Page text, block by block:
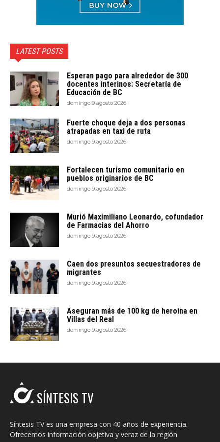
LATEST POSTS
Esperan pago para alrededor de 300
docentes interinos: Secretaría de
Educación de BC
domingo 9 agosto 2026
Fuerte choque deja a dos personas
atrapadas en taxi de ruta
domingo 9 agosto 2026
Fortalecen turismo comunitario en
pueblos originarios de BC
domingo 9 agosto 2026
Murió Maximiliano Leonardo, cofundador
de Farmacias del Ahorro
domingo 9 agosto 2026
Caen dos presuntos secuestradores de
migrantes
domingo 9 agosto 2026
Aseguran más de 100 kg de heroína en
Villas del Real
domingo 9 agosto 2026
SÍNTESIS TV
Síntesis TV es una empresa con 40 años de experiencia.
Ofrecemos información objetiva y veraz de la región